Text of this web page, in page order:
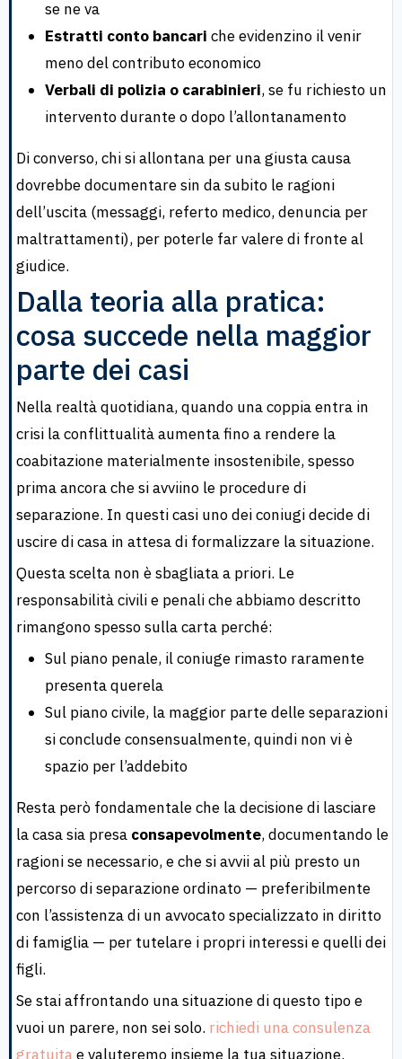
se ne va
Estratti conto bancari che evidenzino il venir
meno del contributo economico
Verbali di polizia o carabinieri, se fu richiesto un
intervento durante o dopo l’allontanamento
Di converso, chi si allontana per una giusta causa
dovrebbe documentare sin da subito le ragioni
dell’uscita (messaggi, referto medico, denuncia per
maltrattamenti), per poterle far valere di fronte al
giudice.
Dalla teoria alla pratica:
cosa succede nella maggior
parte dei casi
Nella realtà quotidiana, quando una coppia entra in
crisi la conflittualità aumenta fino a rendere la
coabitazione materialmente insostenibile, spesso
prima ancora che si avviino le procedure di
separazione. In questi casi uno dei coniugi decide di
uscire di casa in attesa di formalizzare la situazione.
Questa scelta non è sbagliata a priori. Le
responsabilità civili e penali che abbiamo descritto
rimangono spesso sulla carta perché:
Sul piano penale, il coniuge rimasto raramente
presenta querela
Sul piano civile, la maggior parte delle separazioni
si conclude consensualmente, quindi non vi è
spazio per l’addebito
Resta però fondamentale che la decisione di lasciare
la casa sia presa consapevolmente, documentando le
ragioni se necessario, e che si avvii al più presto un
percorso di separazione ordinato — preferibilmente
con l’assistenza di un avvocato specializzato in diritto
di famiglia — per tutelare i propri interessi e quelli dei
figli.
Se stai affrontando una situazione di questo tipo e
vuoi un parere, non sei solo. richiedi una consulenza
gratuitae valuteremo insieme la tua situazione.